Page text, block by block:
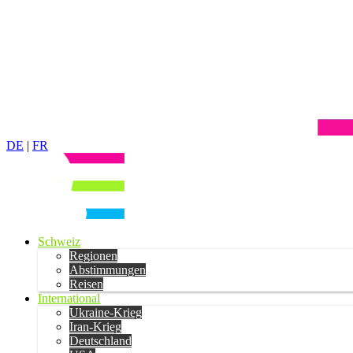
DE | FR
Schweiz
Regionen
Abstimmungen
Reisen
International
Ukraine-Krieg
Iran-Krieg
Deutschland